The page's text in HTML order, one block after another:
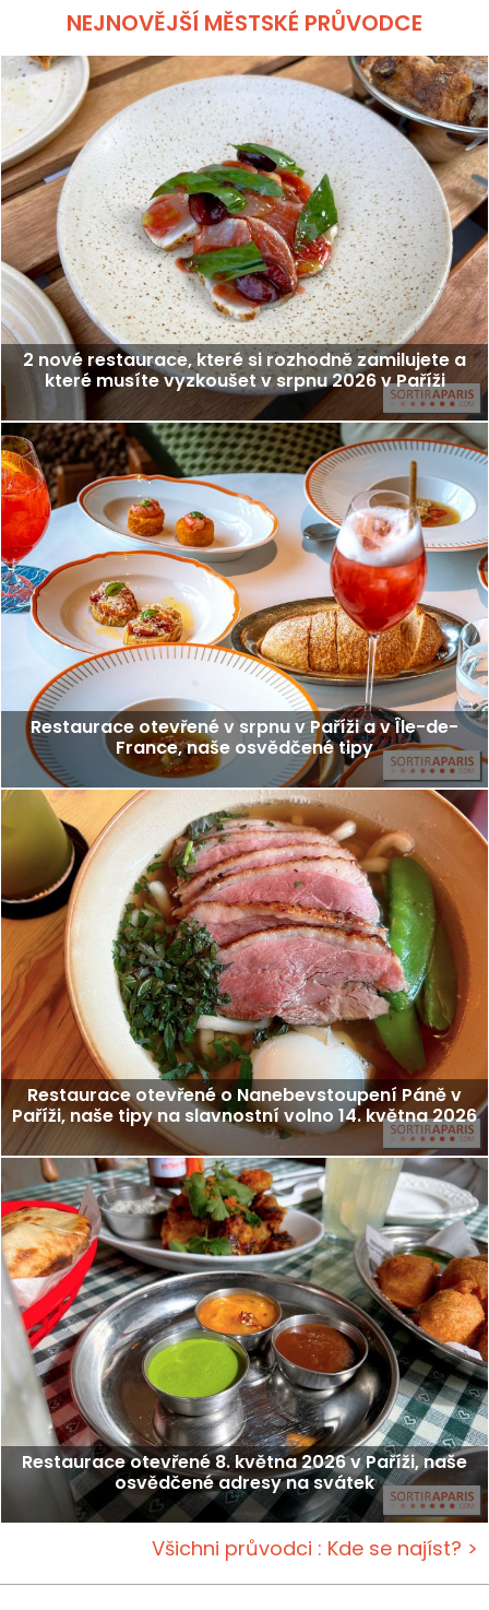
NEJNOVĚJŠÍ MĚSTSKÉ PRŮVODCE
2 nové restaurace, které si rozhodně zamilujete a
které musíte vyzkoušet v srpnu 2026 v Paříži
Restaurace otevřené v srpnu v Paříži a v Île-de-
France, naše osvědčené tipy
Restaurace otevřené o Nanebevstoupení Páně v
Paříži, naše tipy na slavnostní volno 14. května 2026
Restaurace otevřené 8. května 2026 v Paříži, naše
osvědčené adresy na svátek
Všichni průvodci : Kde se najíst? >